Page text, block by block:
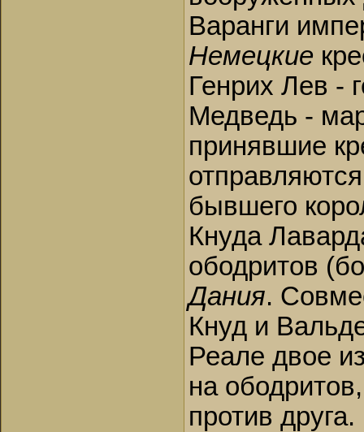
Варанги
Немецкие
Генрих Лев -
Медведь -
принявшие
бывшего
Кнуда
ободритов
Дания.
Кнуд и
Реале двое
на
против друга.